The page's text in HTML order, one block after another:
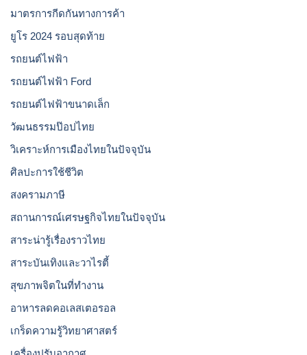
มาตรการกีดกันทางการค้า
ยูโร 2024 รอบสุดท้าย
รถยนต์ไฟฟ้า
รถยนต์ไฟฟ้า Ford
รถยนต์ไฟฟ้าขนาดเล็ก
วัฒนธรรมป๊อปไทย
วิเคราะห์การเมืองไทยในปัจจุบัน
ศิลปะการใช้ชีวิต
สงครามภาษี
สถานการณ์เศรษฐกิจไทยในปัจจุบัน
สาระน่ารู้เรื่องราวไทย
สาระบันเทิงและวาไรตี้
สุขภาพจิตในที่ทำงาน
อาหารลดคอเลสเตอรอล
เกร็ดความรู้วิทยาศาสตร์